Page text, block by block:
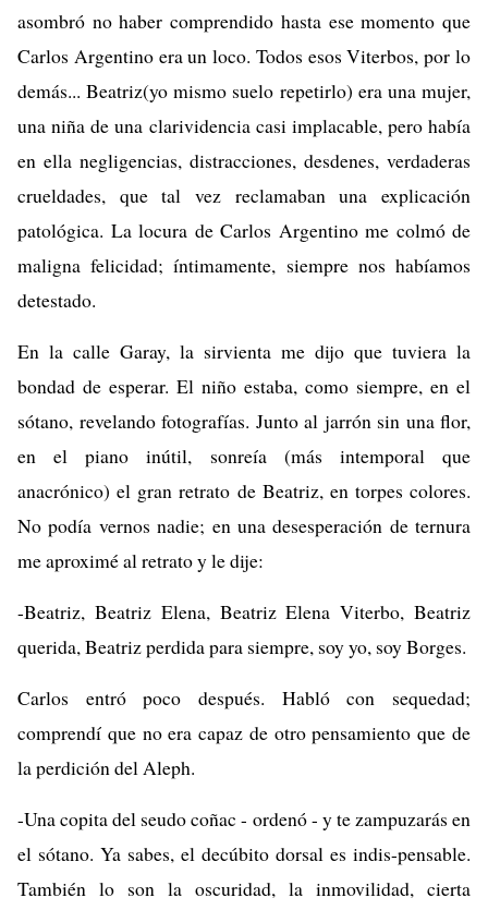
asombró no haber comprendido hasta ese momento que
Carlos Argentino era un loco. Todos esos Viterbos, por lo
demás... Beatriz(yo mismo suelo repetirlo) era una mujer,
una niña de una clarividencia casi implacable, pero había
en ella negligencias, distracciones, desdenes, verdaderas
crueldades, que tal vez reclamaban una explicación
patológica. La locura de Carlos Argentino me colmó de
maligna felicidad; íntimamente, siempre nos habíamos
detestado.
En la calle Garay, la sirvienta me dijo que tuviera la
bondad de esperar. El niño estaba, como siempre, en el
sótano, revelando fotografías. Junto al jarrón sin una flor,
en el piano inútil, sonreía (más intemporal que
anacrónico) el gran retrato de Beatriz, en torpes colores.
No podía vernos nadie; en una desesperación de ternura
me aproximé al retrato y le dije:
-Beatriz, Beatriz Elena, Beatriz Elena Viterbo, Beatriz
querida, Beatriz perdida para siempre, soy yo, soy Borges.
Carlos entró poco después. Habló con sequedad;
comprendí que no era capaz de otro pensamiento que de
la perdición del Aleph.
-Una copita del seudo coñac - ordenó - y te zampuzarás en
el sótano. Ya sabes, el decúbito dorsal es indis-pensable.
También lo son la oscuridad, la inmovilidad, cierta